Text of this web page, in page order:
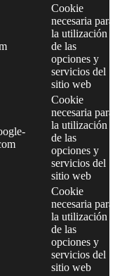
Cookie
necesaria para
la utilización
de las
opciones y
servicios del
sitio web
Cookie
necesaria para
la utilización
de las
opciones y
servicios del
sitio web
Cookie
necesaria para
la utilización
de las
opciones y
servicios del
sitio web